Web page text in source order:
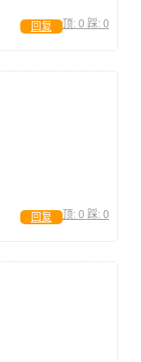
顶: 0 踩: 0
回复
顶: 0 踩: 0
回复